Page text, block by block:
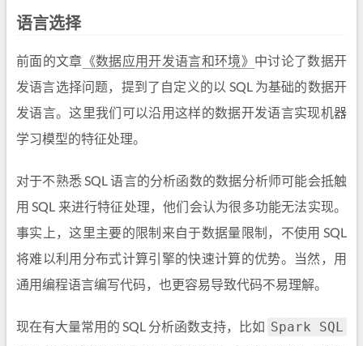
语言选择
前面的文章 《数据应用开发语言和环境》 中讨论了数据开
发语言选择问题，提到了自定义的以 SQL 为基础的数据开
发语言。这里我们可以沿用这样的数据开发语言实现机器
学习模型的特征处理。
对于不熟悉 SQL 语言的分析函数的数据分析师可能会抵触
用 SQL 来进行特征处理，他们会认为很多功能无法实现。
事实上，这里主要的限制来自于数据量限制，不使用 SQL
将难以利用分布式计算引擎的快速计算的优势。当然，用
通用编程语言编写代码，也更容易导致代码不易理解。
现在有大量常用的 SQL 分析函数支持，比如 Spark SQL